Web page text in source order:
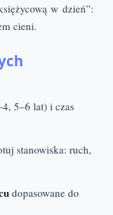
w dzień”:
cieni.
5–6 lat) i czas
stanowiska: ruch,
dopasowane do